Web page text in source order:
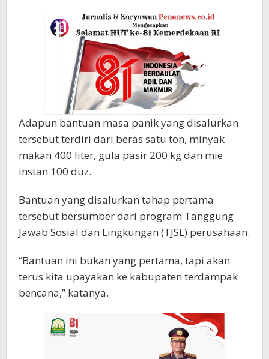
Adapun bantuan masa panik yang disalurkan
tersebut terdiri dari beras satu ton, minyak
makan 400 liter, gula pasir 200 kg dan mie
instan 100 duz.
Bantuan yang disalurkan tahap pertama
tersebut bersumber dari program Tanggung
Jawab Sosial dan Lingkungan (TJSL) perusahaan.
“Bantuan ini bukan yang pertama, tapi akan
terus kita upayakan ke kabupaten terdampak
bencana,” katanya.